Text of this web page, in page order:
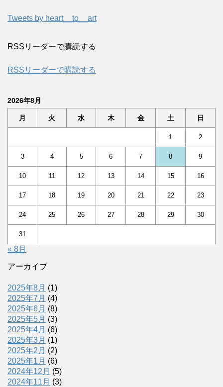
Tweets by heart__to__art
RSSリーダーで購読する
RSSリーダーで購読する
2026年8月
月 火 水 木 金 土 日
1 2
3 4 5 6 7 8 9
10 11 12 13 14 15 16
17 18 19 20 21 22 23
24 25 26 27 28 29 30
31
« 8月
アーカイブ
2025年8月 (1)
2025年7月 (4)
2025年6月 (8)
2025年5月 (3)
2025年4月 (6)
2025年3月 (1)
2025年2月 (2)
2025年1月 (6)
2024年12月 (5)
2024年11月 (3)